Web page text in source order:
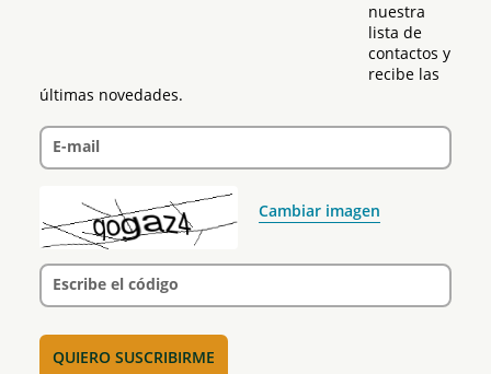
nuestra
lista de
contactos y
recibe las
últimas novedades.
E-mail
Cambiar imagen
Escribe el código